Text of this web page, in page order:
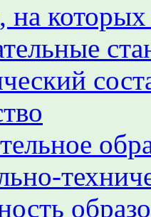
которых